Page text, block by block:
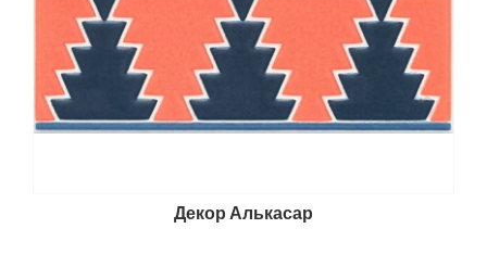
Декор Алькасар